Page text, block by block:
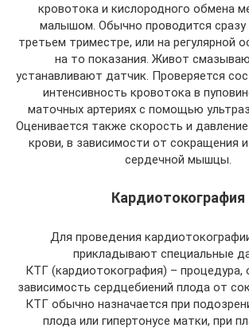
кровотока и кислородного обмена
малышом. Обычно проводится сразу
третьем триместре, или на регулярной
на то показания. Живот
устанавливают датчик. Проверяется
интенсивность кровотока в
маточных артериях с помощью
Оценивается также скорость и
крови, в зависимости от сокращения
сердечной мышцы.
Кардиотокография
Для проведения
прикладывают специальные
КТГ (кардиотокография) –
зависимость сердцебиений плода от
КТГ обычно назначается при
плода или гипертонусе матки, при